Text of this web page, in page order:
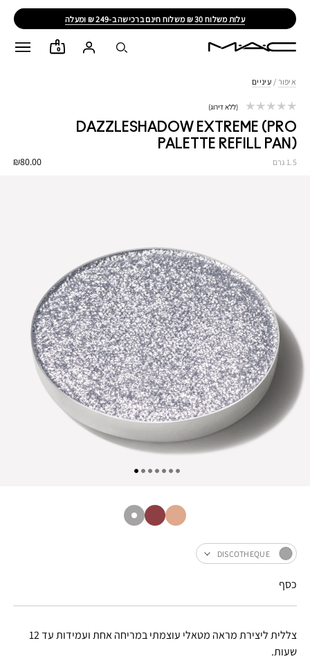
עלות משלוח 30 ₪ משלוח חינם ברכישה ב-249 ₪ ומעלה
0
איפור / עיניים
DAZZLESHADOW EXTREME (PRO
PALETTE REFILL PAN)
₪80.00 1.5 גרם
ללא דירוג
צללית ליצירת מראה מטאלי עוצמתי במריחה אחת ועמידות עד 12
שעות.
DISCOTHEQUE
כסף